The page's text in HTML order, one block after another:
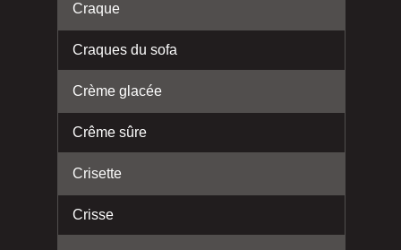
Craque
Craques du sofa
Crème glacée
Crême sûre
Crisette
Crisse